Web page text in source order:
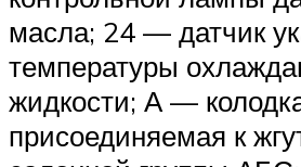
масла; 24 — датчик
температуры
жидкости; А —
присоединяемая к